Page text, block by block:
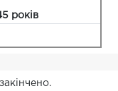
років